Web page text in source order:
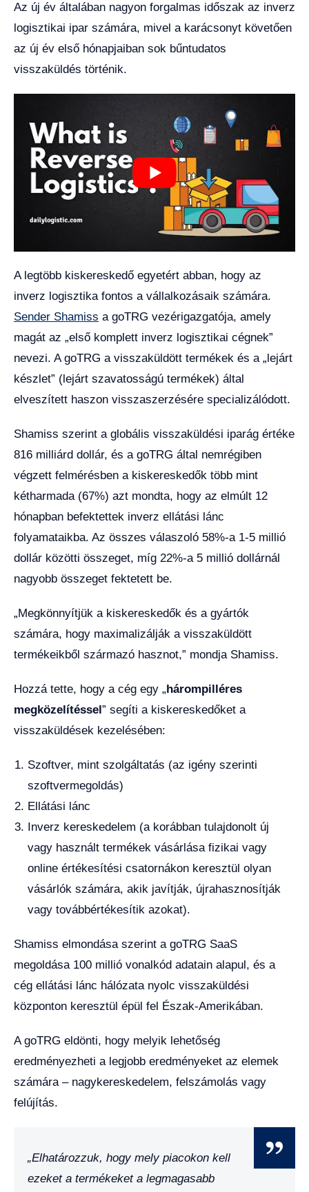
Az új év általában nagyon forgalmas időszak az inverz
logisztikai ipar számára, mivel a karácsonyt követően
az új év első hónapjaiban sok bűntudatos
visszaküldés történik.
A legtöbb kiskereskedő egyetért abban, hogy az
inverz logisztika fontos a vállalkozásaik számára.
Sender Shamiss a goTRG vezérigazgatója, amely
magát az „első komplett inverz logisztikai cégnek”
nevezi. A goTRG a visszaküldött termékek és a „lejárt
készlet” (lejárt szavatosságú termékek) által
elveszített haszon visszaszerzésére specializálódott.
Shamiss szerint a globális visszaküldési iparág értéke
816 milliárd dollár, és a goTRG által nemrégiben
végzett felmérésben a kiskereskedők több mint
kétharmada (67%) azt mondta, hogy az elmúlt 12
hónapban befektettek inverz ellátási lánc
folyamataikba. Az összes válaszoló 58%-a 1-5 millió
dollár közötti összeget, míg 22%-a 5 millió dollárnál
nagyobb összeget fektetett be.
„Megkönnyítjük a kiskereskedők és a gyártók
számára, hogy maximalizálják a visszaküldött
termékeikből származó hasznot,” mondja Shamiss.
Hozzá tette, hogy a cég egy „ hárompilléres
megközelítéssel ” segíti a kiskereskedőket a
visszaküldések kezelésében:
Szoftver, mint szolgáltatás (az igény szerinti
szoftvermegoldás)
Ellátási lánc
Inverz kereskedelem (a korábban tulajdonolt új
vagy használt termékek vásárlása fizikai vagy
online értékesítési csatornákon keresztül olyan
vásárlók számára, akik javítják, újrahasznosítják
vagy továbbértékesítik azokat).
Shamiss elmondása szerint a goTRG SaaS
megoldása 100 millió vonalkód adatain alapul, és a
cég ellátási lánc hálózata nyolc visszaküldési
központon keresztül épül fel Észak-Amerikában.
A goTRG eldönti, hogy melyik lehetőség
eredményezheti a legjobb eredményeket az elemek
számára – nagykereskedelem, felszámolás vagy
felújítás.
„Elhatározzuk, hogy mely piacokon kell
ezeket a termékeket a legmagasabb